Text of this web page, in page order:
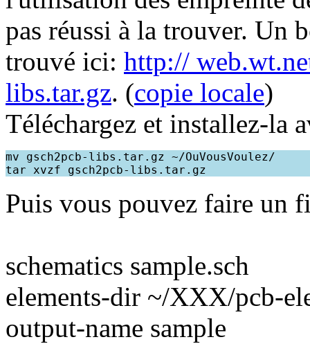
pas réussi à la trouver. Un
trouvé ici: http://
libs.tar.gz. (copie locale)
Téléchargez et installez-la
mv gsch2pcb-libs.tar.gz ~/OuVousVoulez/
Puis vous pouvez faire un
schematics sample.sch
elements-dir ~/XXX/pcb-
output-name sample